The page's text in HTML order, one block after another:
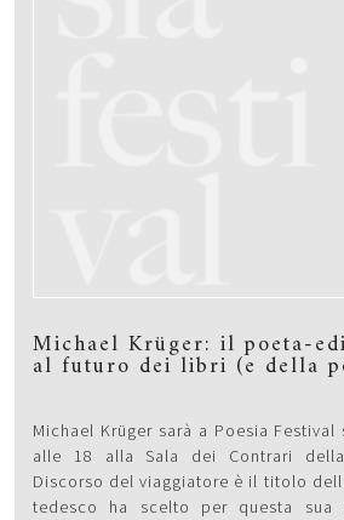
Michael Krüger: il poeta-
al futuro dei libri (e della
Michael Krüger sarà a Poesia
alle 18 alla Sala dei Contrari
Discorso del viaggiatore è il titolo
tedesco ha scelto per questa